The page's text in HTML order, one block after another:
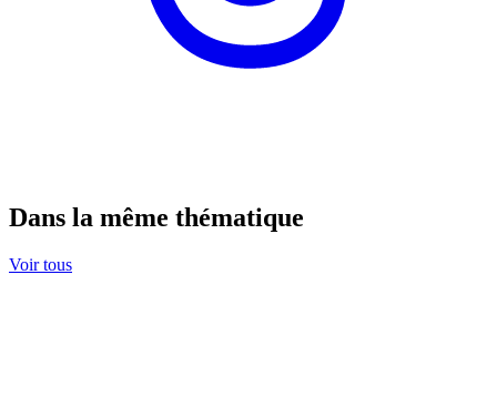
Dans la même thématique
Voir tous